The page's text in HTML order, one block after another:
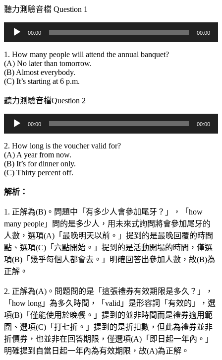
聽力測驗音檔 Question 1
訊
播
放
器
00:00 00:00
1. How many people will attend the annual banquet?
(A) No later than tomorrow.
(B) Almost everybody.
(C) It’s starting at 6 p.m.
聽力測驗音檔Question 2
訊
播
放
器
00:00 00:00
2. How long is the voucher valid for?
(A) A year from now.
(B) It’s for dinner only.
(C) Thirty percent off.
解析：
1. 正解為(B)。問題中「有多少人會參加尾牙？」，「how
many people」問的是多少人，用未來式詢問將會參加尾牙的
人數，選項(A)「最晚明天以前。」提到的是最晚回覆的時間
點、選項(C)「六點開始。」提到的是活動開場的時間，僅選
項(B)「幾乎每個人都會去。」明確回答出參加人數，故(B)為
正解。
2. 正解為(A)。問題問的是「這張禮券有效期限是多久？」，
「how long」為多久時間，「valid」是形容詞「有效的」，選
項(B)「僅能使用於晚餐。」提到的並非時間而是禮券適用範
圍、選項(C)「打七折。」提到的是折扣數，但此為禮券並非
折價券，也並非在回答期限，僅選項(A)「即日起一年內。」
明確提到自當日起一年內為有效期限，故(A)為正解。